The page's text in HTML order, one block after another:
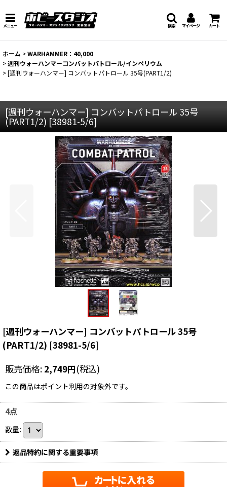
メニュー マイページ カート
検索
ホーム >WARHAMMER：40,000
>週刊ウォーハンマーコンバットパトロール/インペリウム
>[週刊ウォーハンマー] コンバットパトロール 35号(PART1/2)
[週刊ウォーハンマー] コンバットパトロール 35号
(PART1/2) [38981-5/6]
[週刊ウォーハンマー] コンバットパトロール 35号
(PART1/2) [38981-5/6]
販売価格: 2,749円(税込)
この商品はポイント利用の対象外です。
4点
数量:
返品特約に関する重要事項